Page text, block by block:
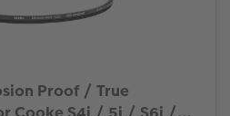
Proof / True